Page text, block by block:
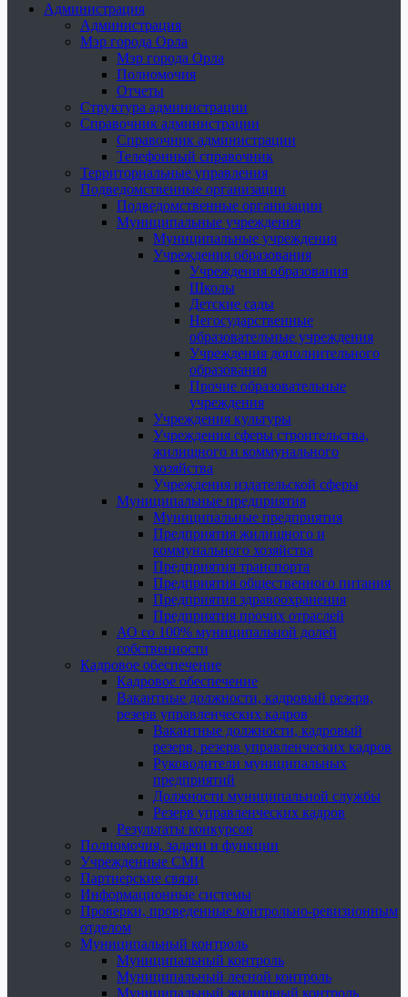
Администрация
Администрация
Мэр города Орла
Мэр города Орла
Полномочия
Отчеты
Структура администрации
Справочник администрации
Справочник администрации
Телефонный справочник
Территориальные управления
Подведомственные организации
Подведомственные организации
Муниципальные учреждения
Муниципальные учреждения
Учреждения образования
Учреждения образования
Школы
Детские сады
Негосударственные
образовательные учреждения
Учреждения дополнительного
образования
Прочие образовательные
учреждения
Учреждения культуры
Учреждения сферы строительства,
жилищного и коммунального
хозяйства
Учреждения издательской сферы
Муниципальные предприятия
Муниципальные предприятия
Предприятия жилищного и
коммунального хозяйства
Предприятия транспорта
Предприятия общественного питания
Предприятия здравоохранения
Предприятия прочих отраслей
АО со 100% муниципальной долей
собственности
Кадровое обеспечение
Кадровое обеспечение
Вакантные должности, кадровый резерв,
резерв управленческих кадров
Вакантные должности, кадровый
резерв, резерв управленческих кадров
Руководители муниципальных
предприятий
Должности муниципальной службы
Резерв управленческих кадров
Результаты конкурсов
Полномочия, задачи и функции
Учрежденные СМИ
Партнерские связи
Информационные системы
Проверки, проведенные контрольно-ревизионным
отделом
Муниципальный контроль
Муниципальный контроль
Муниципальный лесной контроль
Муниципальный жилищный контроль